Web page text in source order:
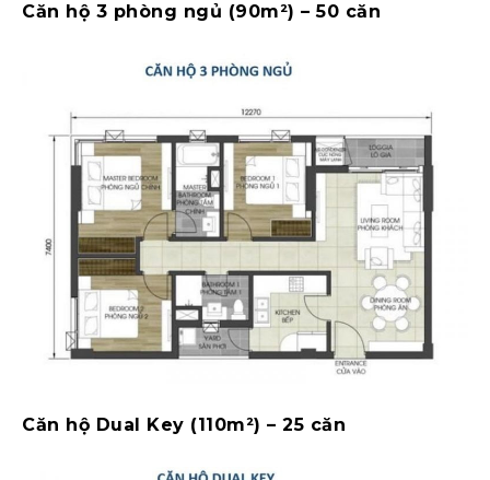
Căn hộ 3 phòng ngủ (90m²) – 50 căn
Căn hộ Dual Key (110m²) – 25 căn